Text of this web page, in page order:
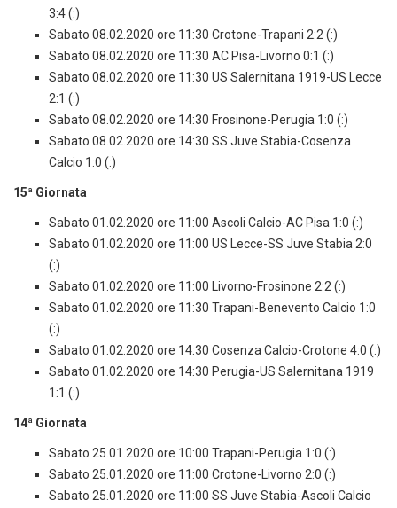
3:4 (:)
Sabato 08.02.2020 ore 11:30 Crotone-Trapani 2:2 (:)
Sabato 08.02.2020 ore 11:30 AC Pisa-Livorno 0:1 (:)
Sabato 08.02.2020 ore 11:30 US Salernitana 1919-US Lecce
2:1 (:)
Sabato 08.02.2020 ore 14:30 Frosinone-Perugia 1:0 (:)
Sabato 08.02.2020 ore 14:30 SS Juve Stabia-Cosenza
Calcio 1:0 (:)
15ª Giornata
Sabato 01.02.2020 ore 11:00 Ascoli Calcio-AC Pisa 1:0 (:)
Sabato 01.02.2020 ore 11:00 US Lecce-SS Juve Stabia 2:0
(:)
Sabato 01.02.2020 ore 11:00 Livorno-Frosinone 2:2 (:)
Sabato 01.02.2020 ore 11:30 Trapani-Benevento Calcio 1:0
(:)
Sabato 01.02.2020 ore 14:30 Cosenza Calcio-Crotone 4:0 (:)
Sabato 01.02.2020 ore 14:30 Perugia-US Salernitana 1919
1:1 (:)
14ª Giornata
Sabato 25.01.2020 ore 10:00 Trapani-Perugia 1:0 (:)
Sabato 25.01.2020 ore 11:00 Crotone-Livorno 2:0 (:)
Sabato 25.01.2020 ore 11:00 SS Juve Stabia-Ascoli Calcio